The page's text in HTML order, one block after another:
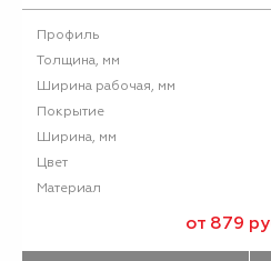
Профиль
Толщина, мм
Ширина рабочая, мм
Покрытие
Ширина, мм
Цвет
Материал
от 879